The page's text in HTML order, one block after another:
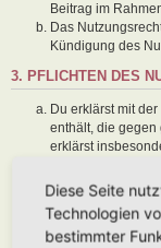
Beitrag im
Das
Kündigung des
3. PFLICHTEN DES
Du erklärst mit
enthält, die gegen
erklärst
Der Betreiber des
diese
Regeln kann der
dauerhaft von der
Diese Seite
Technologien
bestimmter